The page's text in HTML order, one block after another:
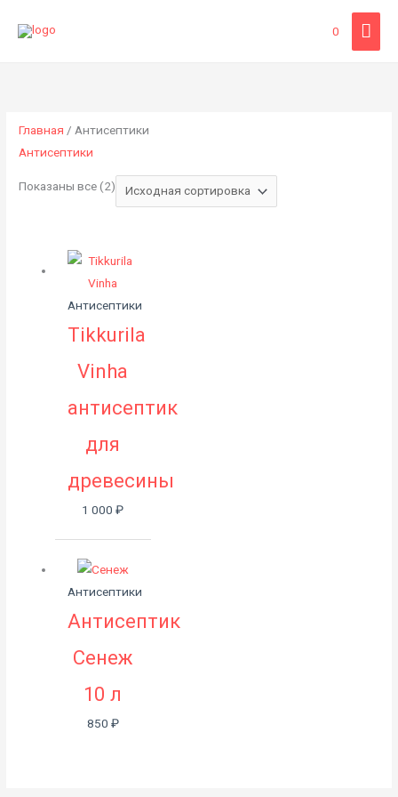
0
Главная / Антисептики
Антисептики
Показаны все (2)
Антисептики
Tikkurila
Vinha
антисептик
для
древесины
1 000₽
Антисептики
Антисептик
Сенеж
10 л
850 ₽